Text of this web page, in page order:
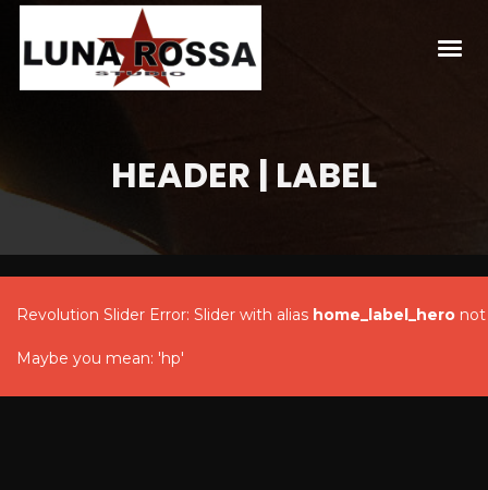
HEADER | LABEL
Revolution Slider Error: Slider with alias home_label_hero
Maybe you mean: 'hp'